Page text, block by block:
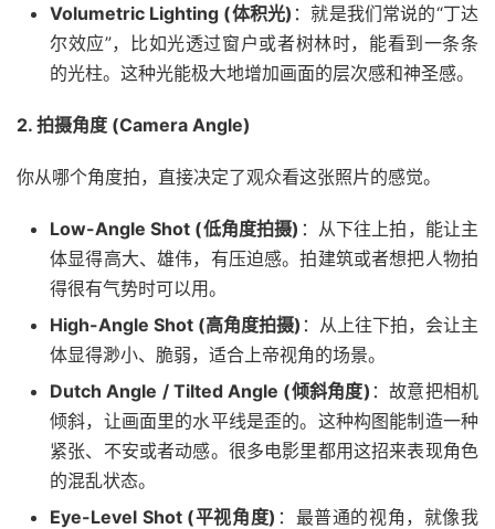
Volumetric Lighting (体积光) ：就是我们常说的“丁达
尔效应”，比如光透过窗户或者树林时，能看到一条条
的光柱。这种光能极大地增加画面的层次感和神圣感。
2. 拍摄角度 (Camera Angle)
你从哪个角度拍，直接决定了观众看这张照片的感觉。
Low-Angle Shot (低角度拍摄) ：从下往上拍，能让主
体显得高大、雄伟，有压迫感。拍建筑或者想把人物拍
得很有气势时可以用。
High-Angle Shot (高角度拍摄) ：从上往下拍，会让主
体显得渺小、脆弱，适合上帝视角的场景。
Dutch Angle / Tilted Angle (倾斜角度) ：故意把相机
倾斜，让画面里的水平线是歪的。这种构图能制造一种
紧张、不安或者动感。很多电影里都用这招来表现角色
的混乱状态。
Eye-Level Shot (平视角度) ：最普通的视角，就像我